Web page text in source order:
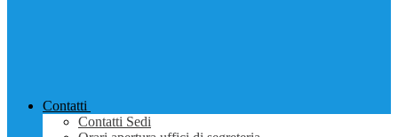
Contatti
Contatti Sedi